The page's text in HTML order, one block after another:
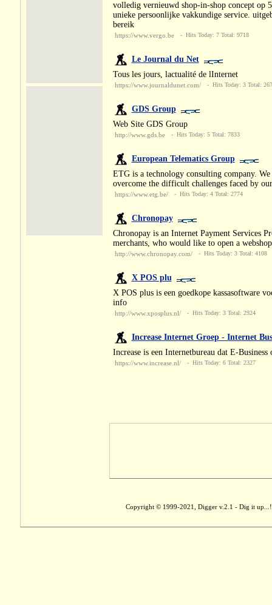
volledig vernieuwd shop-in-shop concept op
unieke persoonlijke vakkundige service.
bereik
https://www.vergo.be - Hits Today: 7 Total: 9718
Le Journal du Net
Tous les jours, lactualité de lInternet
https://www.journaldunet.com/ - Hits Today: 3 Total:
GDS Group
Web Site GDS Group
http://www.gds.be - Hits Today: 5 Total: 7833
European Telematics Group
ETG is a technology consulting company.
overcome the difficult challenges faced by
https://www.etg.be/ - Hits Today: 4 Total: 2774
Chronopay
Chronopay is an Internet Payment Services
merchants, who would like to open a
http://www.chronopay.com/ - Hits Today: 3 Total: 4108
X POS plu
X POS plus is een goedkope kassasoftware
info
http://www.xposplus.nl/ - Hits Today: 3 Total: 2924
Increase Internet Groep - Internet
Increase is een Internetbureau dat E-
https://www.increase.nl/ - Hits Today: 6 Total: 2327
Copyright © 1999-2021, Digger v.2.1 - Dig it